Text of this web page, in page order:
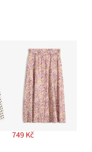
749 Kč